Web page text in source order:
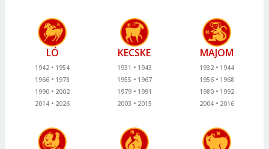
LÓ
1942
1954
1966
1978
1990
2002
2014
2026
KECSKE
1931
1943
1955
1967
1979
1991
2003
2015
MAJOM
1932
1944
1956
1968
1980
1992
2004
2016